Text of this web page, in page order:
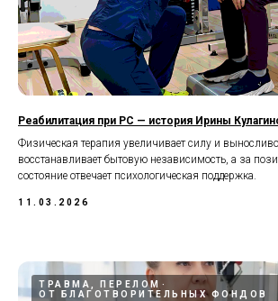
Реабилитация при РС — история Ирины
Физическая терапия увеличивает силу и
восстанавливает бытовую независимость, а за
состояние отвечает психологическая поддержка.
11.03.2026
ТРАВМА, ПЕРЕЛОМ
ОТ БЛАГОТВОРИТЕЛЬНЫХ ФОНДОВ